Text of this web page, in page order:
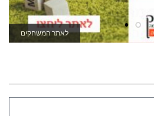
לאתר המשחקים